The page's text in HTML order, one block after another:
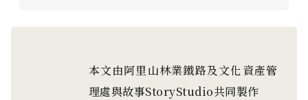
本文由阿里山林業鐵路及文化資產管
理處與故事StoryStudio共同製作